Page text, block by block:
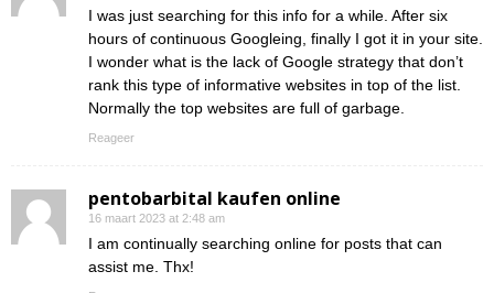
I was just searching for this info for a while. After six
hours of continuous Googleing, finally I got it in your site.
I wonder what is the lack of Google strategy that don’t
rank this type of informative websites in top of the list.
Normally the top websites are full of garbage.
Reageer
pentobarbital kaufen online
16 maart 2023 at 2:48 am
I am continually searching online for posts that can
assist me. Thx!